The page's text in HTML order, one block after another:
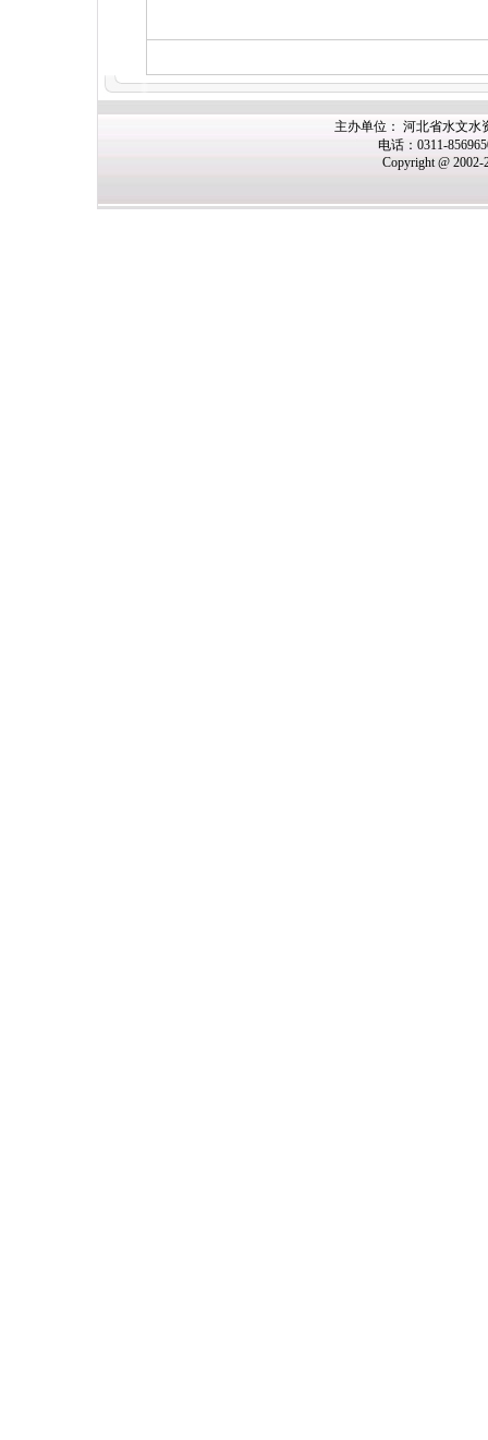
主办单位： 河北省水文水
电话：0311-
Copyright @ 2002-